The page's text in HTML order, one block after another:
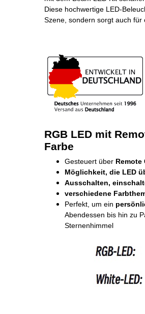
Diese hochwertige LED-
Szene, sondern sorgt auch für
RGB LED mit
Farbe
Gesteuert über Remote
Möglichkeit, die LED
Ausschalten,
verschiedene
Perfekt, um ein
Abendessen bis hin zu
Sternenhimmel